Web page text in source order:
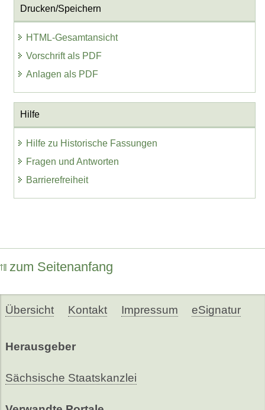
Drucken/Speichern
HTML-Gesamtansicht
Vorschrift als PDF
Anlagen als PDF
Hilfe
Hilfe zu Historische Fassungen
Fragen und Antworten
Barrierefreiheit
zum Seitenanfang
Übersicht Kontakt Impressum eSignatur
Herausgeber
Sächsische Staatskanzlei